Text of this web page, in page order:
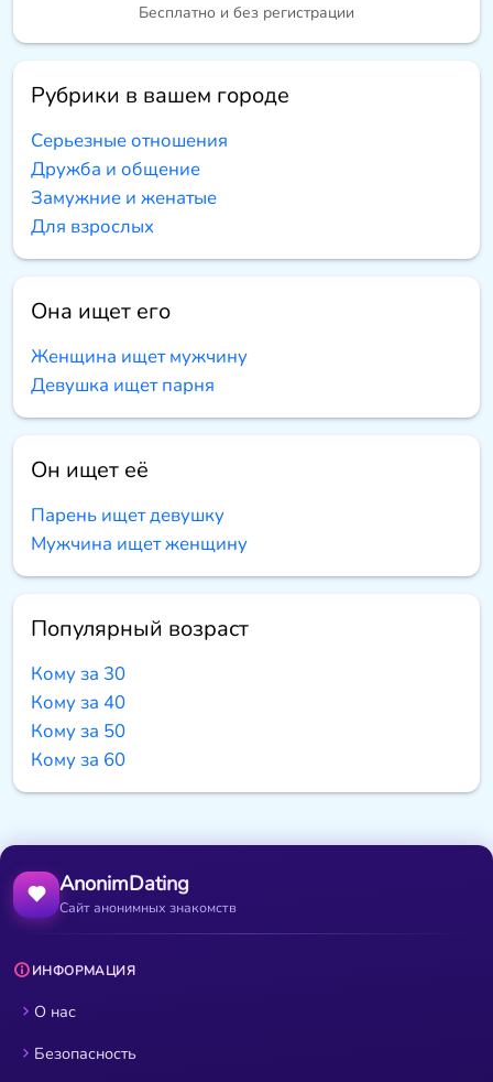
Бесплатно и без регистрации
Рубрики в вашем городе
Серьезные отношения
Дружба и общение
Замужние и женатые
Для взрослых
Она ищет его
Женщина ищет мужчину
Девушка ищет парня
Он ищет её
Парень ищет девушку
Мужчина ищет женщину
Популярный возраст
Кому за 30
Кому за 40
Кому за 50
Кому за 60
AnonimDating
Сайт анонимных знакомств
ИНФОРМАЦИЯ
О нас
Безопасность